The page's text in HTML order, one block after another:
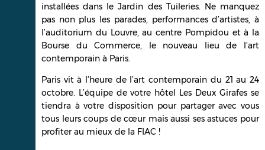
installées dans le Jardin des Tuileries. Ne manquez
pas non plus les parades, performances d’artistes, à
l’auditorium du Louvre, au centre Pompidou et à la
Bourse du Commerce, le nouveau lieu de l’art
contemporain à Paris.
Paris vit à l’heure de l’art contemporain du 21 au 24
octobre. L’équipe de votre hôtel Les Deux Girafes se
tiendra à votre disposition pour partager avec vous
tous leurs coups de cœur mais aussi ses astuces pour
profiter au mieux de la FIAC !